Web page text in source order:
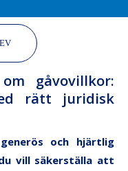
gåvovillkor:
rätt juridisk
och hjärtlig
vill säkerställa att